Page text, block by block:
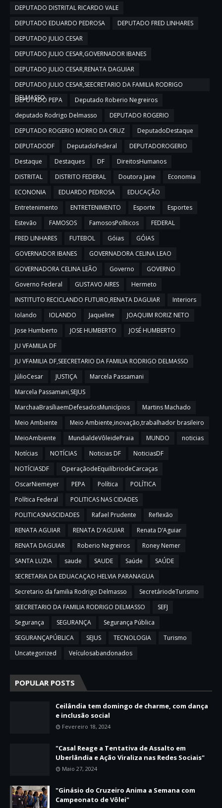
DEPUTADO DISTRITAL RICARDO VALE
DEPUTADO EDUARDO PEDROSA
DEPUTADO FRED LINHARES
DEPUTADO JULIO CESAR
DEPUTADO JULIO CESAR,GOVERNADOR IBANES
DEPUTADO JULIO CESAR,RENATA DAGUIAR
DEPUTADO JULIO CESAR,SEECRETARIO DA FAMILIA RODRIGO
DELMASSO
DEPUTADO PEPA
Deputado Roberio Negreiros
deputado Rodrigo Delmasso
DEPUTADO ROGERIO
DEPUTADO ROGERIO MORRO DA CRUZ
DeputadoDestaque
DEPUTADODF
DeputadoFederal
DEPUTADOROGERIO
Destaque
Destaques DF
DireitosHumanos
DISTRITAL
DISTRITO FEDERAL Doutora Jane
Economia
ECONONIA
EDUARDO PEDROSA
EDUCAÇÃO
Entretenimento
ENTRETENIMENTO Esporte
Esportes
Estevão
FAMOSOS FamososPolíticos
FEDERAL
FRED LINHARES
FUTEBOL Góias
GÓIAS
GOVERNADOR IBANES
GOVERNADORA CELINA LEAO
GOVERNADORA CELINA LEÃO
Governo
GOVERNO
Governo Federal
GUSTAVO AIRES
Hermeto
INSTITUTO RECICLANDO FUTURO,RENATA DAGUIAR
Interiors
Iolando
IOLANDO Jaqueline
JOAQUIM RORIZ NETO
Jose Humberto
JOSE HUMBERTO
JOSÉ HUMBERTO
JU VFAMILIA DF
JU VFAMILIA DF,SEECRETARIO DA FAMILIA RODRIGO DELMASSO
JúlioCesar
JUSTIÇA
Marcela Passamani
Marcela Passamani,SEJUS
MarchaaBrasíliaemDefesadosMunicípios
Martins Machado
Meio Ambiente
Meio Ambiente,inovação,trabalhador brasileiro
MeioAmbiente
MundialdeVôleidePraia MUNDO
noticias
Notícias
NOTÍCIAS Noticias DF
NoticiasDF
NOTÍCIASDF
OperaçãodeEquilíbriodeCarcaças
OscarNiemeyer
PEPA Política
POLÍTICA
Política Federal
POLITICAS NAS CIDADES
POLITICASNASCIDADES
Rafael Prudente
Reflexão
RENATA AGUIAR
RENATA D'AGUIAR
Renata D’Aguiar
RENATA DAGUIAR
Roberio Negreiros
Roney Nemer
SANTA LUZIA
saude SAUDE Saúde
SAÚDE
SECRETARIA DA EDUACAÇAO HELVIA PARANAGUA
Secretario da familia Rodrigo Delmasso
SecretáriodeTurismo
SEECRETARIO DA FAMILIA RODRIGO DELMASSO
SEFJ
Segurança
SEGURANÇA
Segurança Pública
SEGURANÇAPÚBLICA
SEJUS TECNOLOGIA
Turismo
Uncategorized
Veículosabandonados
POPULAR POSTS
Ceilândia tem domingo de charme, com dança
e inclusão social
Fevereiro 18, 2024
"Casal Reage a Tentativa de Assalto em
Uberlândia e Ação Viraliza nas Redes Sociais"
Maio 27, 2024
"Ginásio do Cruzeiro Anima a Semana com
Campeonato de Vôlei"